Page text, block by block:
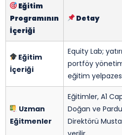
Eğitim
Programının
İçeriği
Detay
Eğitim
İçeriği
Equity Lab;
portföy
eğitim
Uzman
Eğitmenler
Eğitimler, A1
Doğan ve
Direktörü